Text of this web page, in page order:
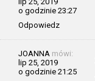
o godzinie 23:27
Odpowiedz
JOANNA mówi:
lip 25, 2019
o godzinie 21:25